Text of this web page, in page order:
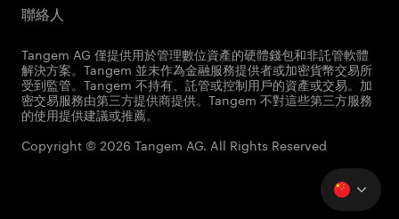
聯絡人
Tangem AG 僅提供用於管理數位資產的硬體錢包和非託管軟體
解決方案。Tangem 並未作為金融服務提供者或加密貨幣交易所
受到監管。Tangem 不持有、託管或控制用戶的資產或交易。加
密交易服務由第三方提供商提供。Tangem 不對這些第三方服務
的使用提供建議或推薦。